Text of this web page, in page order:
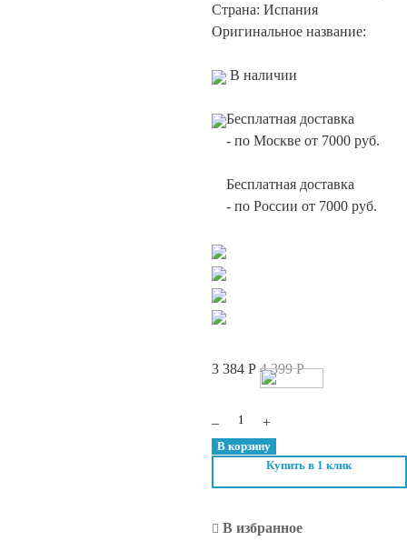
Страна: Испания
Оригинальное название:
В наличии
Бесплатная доставка
- по Москве от 7000 руб.
Бесплатная доставка
- по России от 7000 руб.
3 384 Р 4 399Р
–Количество
HCP.
для
кожи
+
В корзину
Купить в 1 клик
В избранное